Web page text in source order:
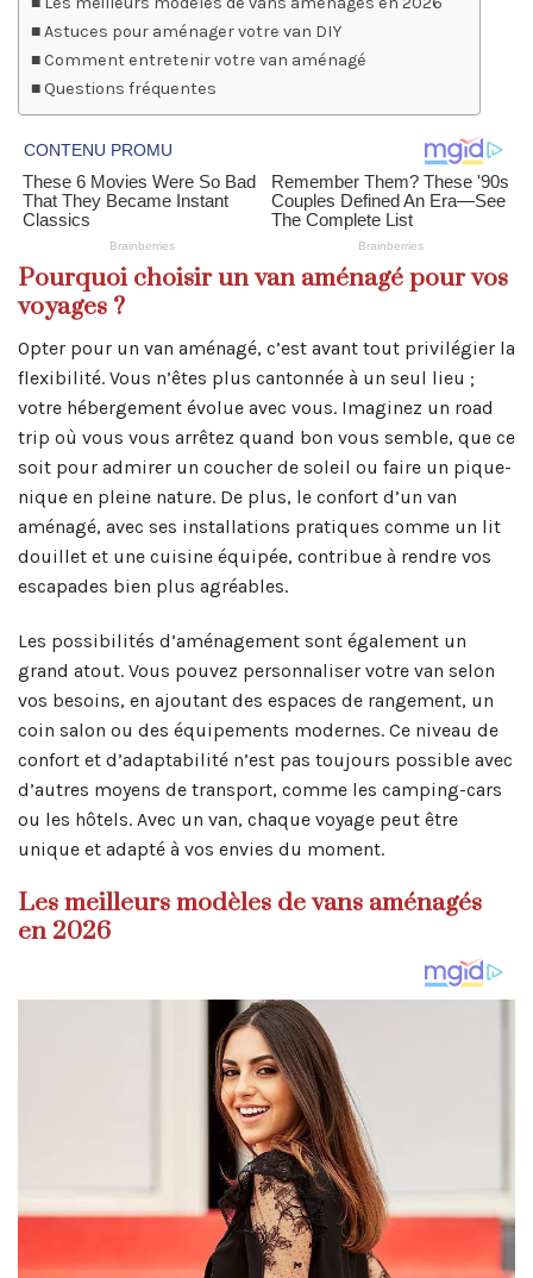
Astuces pour aménager votre van DIY
Comment entretenir votre van aménagé
Questions fréquentes
Pourquoi choisir un van aménagé pour vos
voyages ?
Opter pour un van aménagé, c’est avant tout privilégier la
flexibilité. Vous n’êtes plus cantonnée à un seul lieu ;
votre hébergement évolue avec vous. Imaginez un road
trip où vous vous arrêtez quand bon vous semble, que ce
soit pour admirer un coucher de soleil ou faire un pique-
nique en pleine nature. De plus, le confort d’un van
aménagé, avec ses installations pratiques comme un lit
douillet et une cuisine équipée, contribue à rendre vos
escapades bien plus agréables.
Les possibilités d’aménagement sont également un
grand atout. Vous pouvez personnaliser votre van selon
vos besoins, en ajoutant des espaces de rangement, un
coin salon ou des équipements modernes. Ce niveau de
confort et d’adaptabilité n’est pas toujours possible avec
d’autres moyens de transport, comme les camping-cars
ou les hôtels. Avec un van, chaque voyage peut être
unique et adapté à vos envies du moment.
Les meilleurs modèles de vans aménagés
en 2026